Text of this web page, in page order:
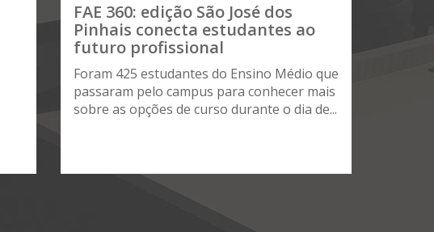
FAE 360: edição São José dos
Pinhais conecta estudantes ao
futuro profissional
Foram 425 estudantes do Ensino Médio que
passaram pelo campus para conhecer mais
sobre as opções de curso durante o dia de...